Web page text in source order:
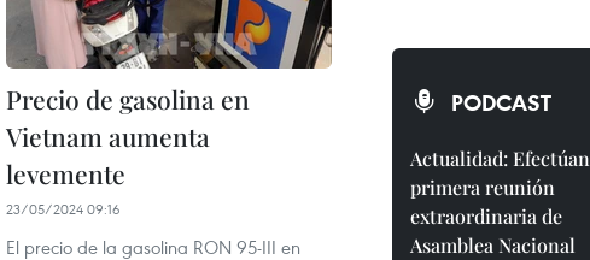
Precio de gasolina en
Vietnam aumenta
levemente
23/05/2024 09:16
El precio de la gasolina RON 95-III en
PODCAST
Actualidad: Efectúan
primera reunión
extraordinaria de
Asamblea Nacional